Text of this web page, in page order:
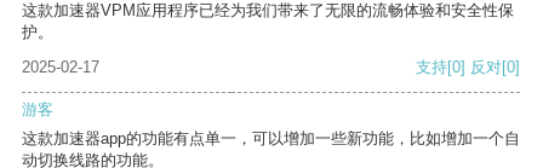
这款加速器VPM应用程序已经为我们带来了无限的流畅体验和安全性保
护。
2025-02-17
支持[0] 反对[0]
游客
这款加速器app的功能有点单一，可以增加一些新功能，比如增加一个自
动切换线路的功能。